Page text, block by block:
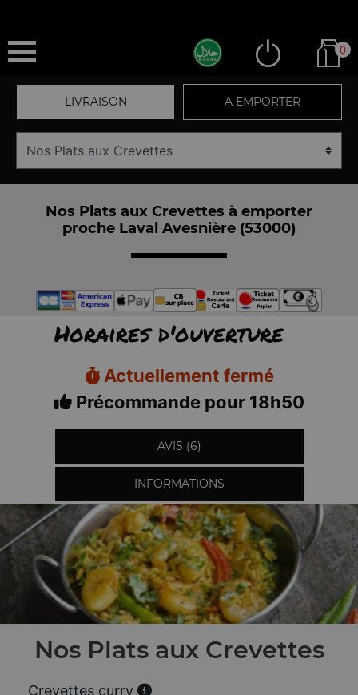
0
LIVRAISON A EMPORTER
Nos Plats aux Crevettes à emporter
proche Laval Avesnière (53000)
Horaires d'ouverture
Actuellement fermé
Précommande pour 18h50
AVIS (6)
INFORMATIONS
Nos Plats aux Crevettes
Crevettes curry